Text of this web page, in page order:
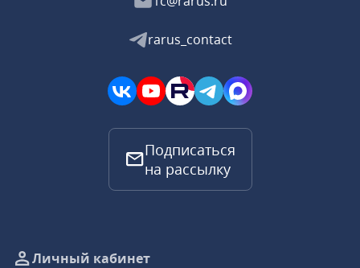
rarus_contact
Подписаться
на рассылку
Личный кабинет